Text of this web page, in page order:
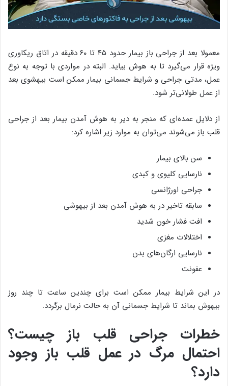
معمولا بعد از جراحی باز بیمار حدود ۴۵ تا ۶۰ دقیقه در اتاق ریکاوری
ویژه قرار می‌گیرد تا به هوش بیاید. البته در مواردی با توجه به نوع
عمل، مدتی جراحی و شرایط جسمانی بیمار ممکن است بیهشوی بعد
از عمل طولانی‌تر شود.
از دلایل عمده‌ای که منجر به دیر به هوش آمدن بیمار بعد از جراحی
قلب باز می‌شوند می‌توان به موارد زیر اشاره کرد:
سن بالای بیمار
نارسایی کلیوی و کبدی
جراحی اورژانسی
سابقه تاخیر در به هوش آمدن بعد از بیهوشی
افت فشار خون شدید
اختلالات مغزی
نارسایی ارگان‌های بدن
عفونت
در این شرایط بیمار ممکن است برای چندین ساعت تا چند روز
بیهوش بماند تا شرایط جسمانی آن به حالت نرمال برگردد.
خطرات جراحی قلب باز چیست؟
احتمال مرگ در عمل قلب باز وجود
دارد؟